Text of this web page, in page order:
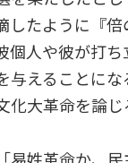
したように『
個人や彼が打
与えることにな
化大革命を論